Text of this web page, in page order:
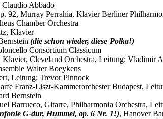
Abbado
92, Murray Perrahia, Klavier Berliner
Chamber Orchestra
Klavier
(die schon wieder, diese Polka!)
Consortium Classicum
Cleveland Orchestra, Leitung: Vladimir
Walter Boeykens
Leitung: Trevor Pinnock
Franz-Liszt-Kammerorchester Budapest,
Bernstein
Barrueco, Gitarre, Philharmonia Orchestra,
G-dur, Hummel, op. 6 Nr. 1!), Hanover